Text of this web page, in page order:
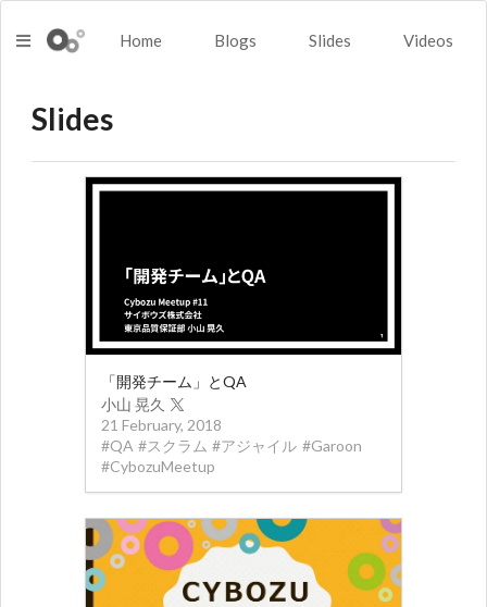
Home Blogs Slides Videos
Slides
「開発チーム」とQA
小山 晃久
21 February, 2018
#QA #スクラム #アジャイル #Garoon
#CybozuMeetup